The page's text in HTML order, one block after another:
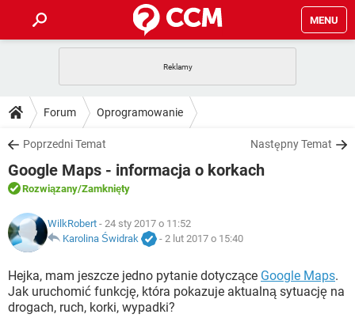
MENU
GRY WHATSAPP
SPOTIFY
INSTAGRAM FACEBOOK
WINDOWS 10
PORADY
PlayStation TIKTOK
SPOTIFY
INSTAGRAM
WINDOWS 10
DO POBRANIA
ANDROID TIKTOK
GRY
IOS NETFLIX
INSTAGRAM
WINDOWS 10
FORUM
COVID-19
GRY WHATSAPP
INSTAGRAM FACEBOOK
ARTYKUŁY
COVID-19
GRY WHATSAPP
SPOTIFY
Forum Oprogramowanie
Poprzedni Temat Następny Temat
Google Maps - informacja o korkach
Rozwiązany/Zamknięty
WilkRobert - 24 sty 2017 o 11:52
Karolina Świdrak
- 2 lut 2017 o 15:40
Hejka, mam jeszcze jedno pytanie dotyczące Google Maps.
Jak uruchomić funkcję, która pokazuje aktualną sytuację na
drogach, ruch, korki, wypadki?